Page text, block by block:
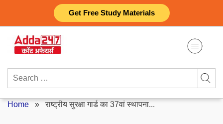
Get Free Study Materials
content
Search
Home »राष्ट्रीय सुरक्षा गार्ड का 37वां स्थापना...